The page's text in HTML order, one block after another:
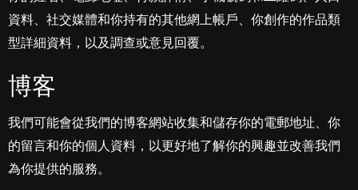
資料、社交媒體和你持有的其他網上帳戶、你創作的作品類
型詳細資料，以及調查或意見回覆。
博客
我們可能會從我們的博客網站收集和儲存你的電郵地址、你
的留言和你的個人資料，以更好地了解你的興趣並改善我們
為你提供的服務。